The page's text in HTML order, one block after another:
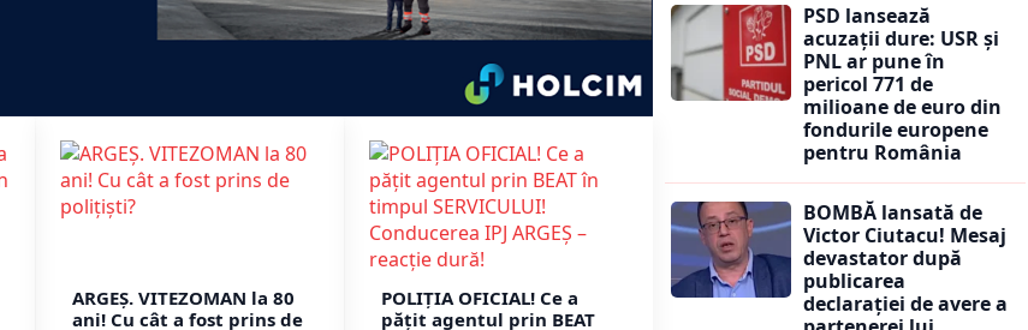
ARGEȘ. VITEZOMAN la 80
ani! Cu cât a fost prins de
POLIȚIA OFICIAL! Ce a
pățit agentul prin BEAT
PSD lansează
acuzații dure: USR și
PNL ar pune în
pericol 771 de
milioane de euro din
fondurile europene
pentru România
BOMBĂ lansată de
Victor Ciutacu! Mesaj
devastator după
publicarea
declarației de avere a